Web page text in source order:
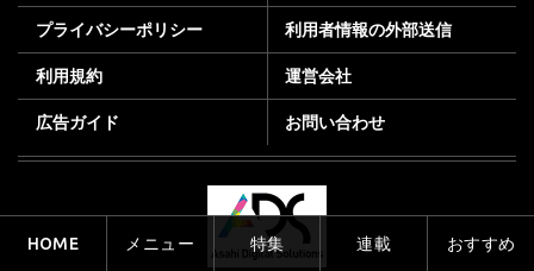
プライバシーポリシー 利用者情報の外部送信
利用規約 運営会社
広告ガイド お問い合わせ
HOME メニュー 特集 連載 おすすめ